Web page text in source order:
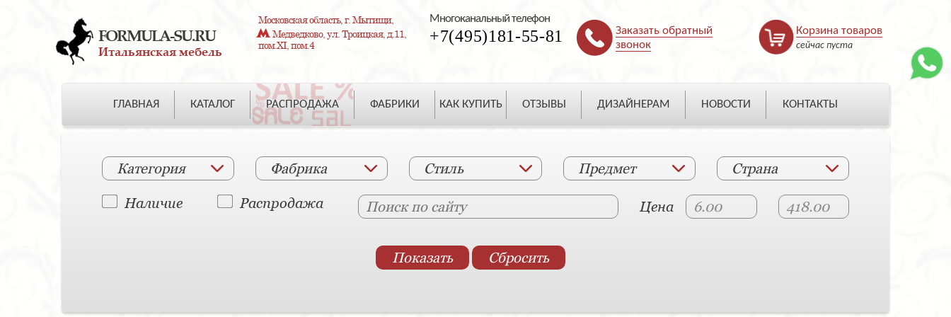
FORMULA-SU.RU
Итальянская мебель
Московская область, г. Мытищи,
Медведково, ул. Троицкая, д.11,
пом.XI, пом.4
Многоканальный телефон
+7(495)181-55-81
Заказать обратный
звонок
Корзина товаров
сейчас пуста
ГЛАВНАЯ КАТАЛОГ РАСПРОДАЖА ФАБРИКИ КАК КУПИТЬ ОТЗЫВЫ ДИЗАЙНЕРАМ НОВОСТИ КОНТАКТЫ
Категория Фабрика Стиль Предмет Страна
Наличие Распродажа Цена